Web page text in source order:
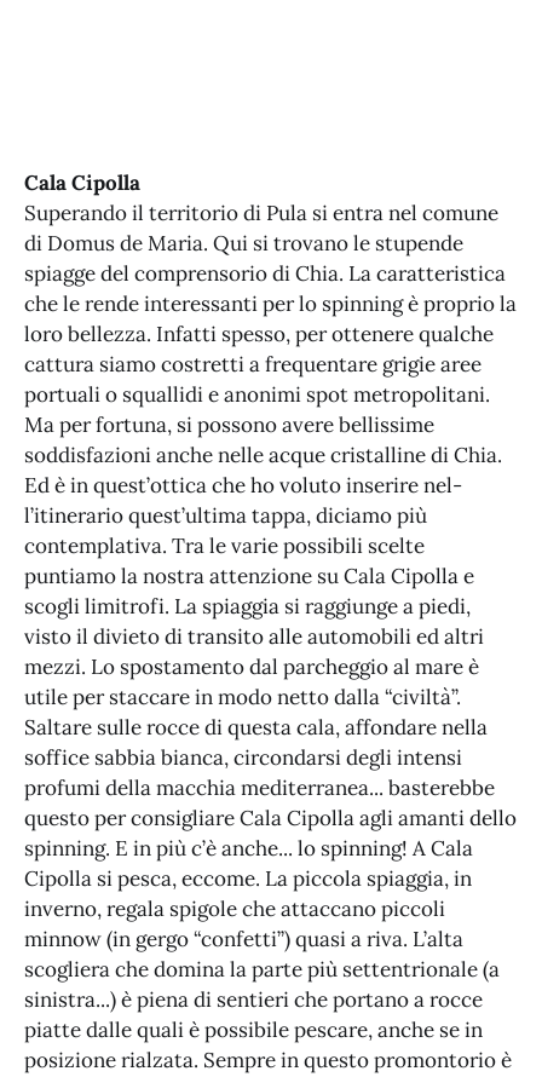
Cala Cipolla
Superando il territorio di Pula si entra nel comune
di Domus de Maria. Qui si trovano le stupende
spiagge del comprensorio di Chia. La caratteristica
che le rende interessanti per lo spinning è proprio la
loro bellezza. Infatti spesso, per ottenere qualche
cattura siamo costretti a frequentare grigie aree
portuali o squallidi e anonimi spot metropolitani.
Ma per fortuna, si possono avere bellissime
soddisfazioni anche nelle acque cristalline di Chia.
Ed è in quest’ottica che ho voluto inserire nel-
l’itinerario quest’ultima tappa, diciamo più
contemplativa. Tra le varie possibili scelte
puntiamo la nostra attenzione su Cala Cipolla e
scogli limitrofi. La spiaggia si raggiunge a piedi,
visto il divieto di transito alle automobili ed altri
mezzi. Lo spostamento dal parcheggio al mare è
utile per staccare in modo netto dalla “civiltà”.
Saltare sulle rocce di questa cala, affondare nella
soffice sabbia bianca, circondarsi degli intensi
profumi della macchia mediterranea... basterebbe
questo per consigliare Cala Cipolla agli amanti dello
spinning. E in più c’è anche... lo spinning! A Cala
Cipolla si pesca, eccome. La piccola spiaggia, in
inverno, regala spigole che attaccano piccoli
minnow (in gergo “confetti”) quasi a riva. L’alta
scogliera che domina la parte più settentrionale (a
sinistra...) è piena di sentieri che portano a rocce
piatte dalle quali è possibile pescare, anche se in
posizione rialzata. Sempre in questo promontorio è